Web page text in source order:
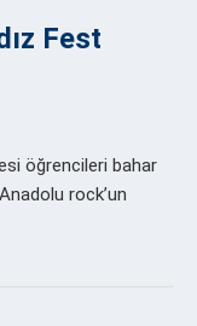
Fest
öğrencileri bahar
rock’un